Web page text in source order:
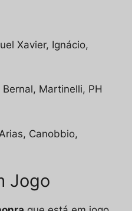
Xavier, Ignácio,
Bernal, Martinelli, PH
Canobbio,
Jogo